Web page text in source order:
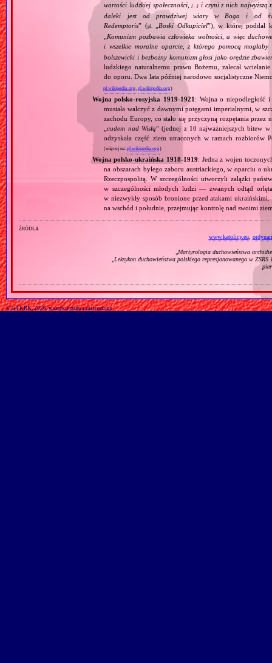
wartości ludzkiej społeczności,[…] i czyni z nich najwyższą
daleki jest od prawdziwej wiary w Boga i od
Redemptoris” (pl. Boski Odkupiciel”), w której poddał
Komunizm pozbawia człowieka wolności, a więc
i wszelkie moralne oparcie, z którego pomocą
bolszewicki i bezbożny komunizm głosi jako orędzie
ludzkiego naturalnemu prawu Bożemu, zalecał
do oporu. Dwa lata później narodowo socjalistyczne
pl.wikipedia.org ,pl.wikipedia.org)
Wojna polsko‐rosyjska 1919‐1921 : Wojna o niepodległość
musiała walczyć z dawnymi potęgami imperialnymi, w
zachodu Europy, co stało się przyczyną rozpętania
„cudem nad Wisłą” (jednej z 10 najważniejszych bitew
odzyskała część ziem utraconych w ramach
(więcej na:pl.wikipedia.org)
Wojna polsko‐ukraińska 1918‐1919: Jedna z wojen
na obszarach byłego zaboru austriackiego, w oparciu o
Rzeczpospolitą. W szczególności utworzyli zalążki
w szczególności młodych ludzi — zwanych odtąd
w niezwykły sposób bronione przed atakami
na wschód i południe, przejmując kontrolę nad swoimi
źródła
www.katolicy.eu,
„Martyrologia duchowieństwa
„Leksykon duchowieństwa polskiego represjonowanego w ZSRS
© GTKRK, 2026, wszelkie prawa zastrzeżone